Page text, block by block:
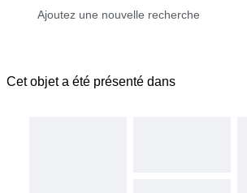
Cet objet a été présenté dans